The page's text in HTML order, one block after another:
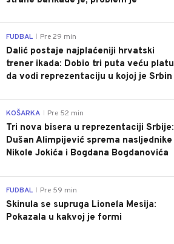
FUDBAL Pre 29 min
Dalić postaje najplaćeniji hrvatski
trener ikada: Dobio tri puta veću platu
da vodi reprezentaciju u kojoj je Srbin
KOŠARKA Pre 52 min
Tri nova bisera u reprezentaciji Srbije:
Dušan Alimpijević sprema nasljednike
Nikole Jokića i Bogdana Bogdanovića
FUDBAL Pre 59 min
Skinula se supruga Lionela Mesija:
Pokazala u kakvoj je formi